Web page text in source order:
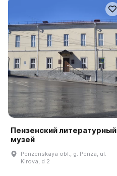
Пензенский литературный
музей
Penzenskaya obl., g. Penza, ul.
Kirova, d 2